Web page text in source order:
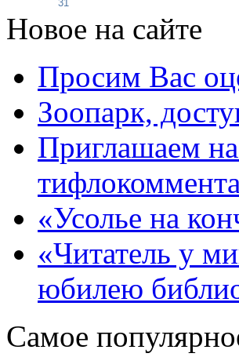
31
Новое на сайте
Просим Вас
Зоопарк,
Приглашаем
«Усолье на
«Читатель у
юбилею
Самое